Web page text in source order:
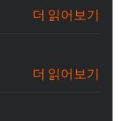
더 읽어보기
더 읽어보기